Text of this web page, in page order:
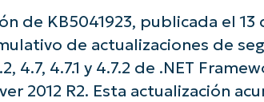
de KB5041923, publicada el
de actualizaciones de
4.7, 4.7.1 y 4.7.2 de .NET
2012 R2. Esta actualización